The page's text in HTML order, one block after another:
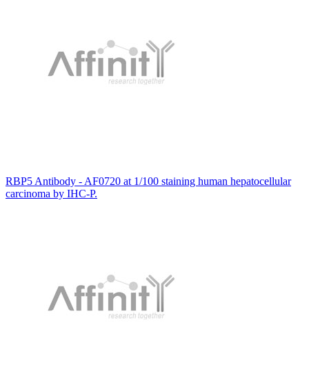
RBP5 Antibody - AF0720 at 1/100 staining human hepatocellular
carcinoma by IHC-P.